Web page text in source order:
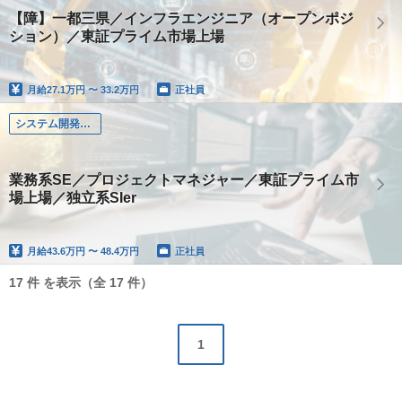
【障】一都三県／インフラエンジニア（オープンポジ
ション）／東証プライム市場上場
月給27.1万円 〜 33.2万円 正社員
システム開発（Web・オープン・モバイル系）
業務系SE／プロジェクトマネジャー／東証プライム市
場上場／独立系SIer
月給43.6万円 〜 48.4万円 正社員
17 件 を表示（全 17 件）
1